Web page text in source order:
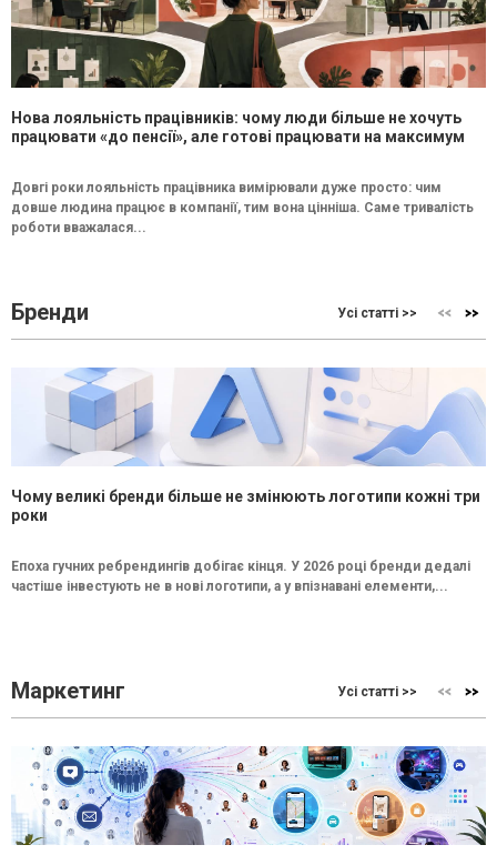
Нова лояльність працівників: чому люди більше не хочуть
працювати «до пенсії», але готові працювати на максимум
Довгі роки лояльність працівника вимірювали дуже просто: чим
довше людина працює в компанії, тим вона цінніша. Саме тривалість
роботи вважалася...
Бренди Усі статті >>
Чому великі бренди більше не змінюють логотипи кожні три
роки
Епоха гучних ребрендингів добігає кінця. У 2026 році бренди дедалі
частіше інвестують не в нові логотипи, а у впізнавані елементи,...
Маркетинг Усі статті >>